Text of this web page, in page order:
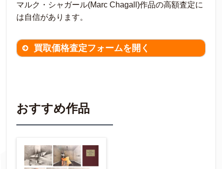
マルク・シャガール(Marc Chagall)作品の高額査定に
は自信があります。
買取価格査定フォームを開く
※不明な項目は空欄で結構です。
▼
作品の作家名 【任意】
おすすめ作品